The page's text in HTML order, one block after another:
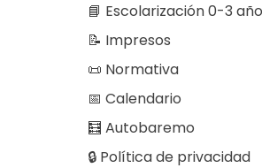
📘 Escolarización 0-3
📝 Impresos
📜 Normativa
📅 Calendario
🧮 Autobaremo
🔒 Política de privacidad